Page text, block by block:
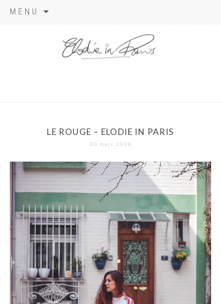
MENU
LE ROUGE – ELODIE IN PARIS
30 mars 2018